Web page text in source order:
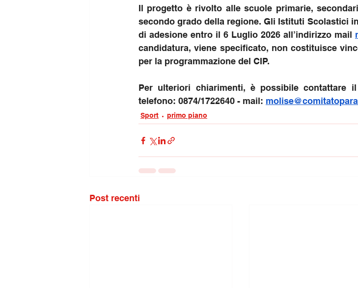
Il progetto è rivolto alle scuole primarie,
secondo grado della regione. Gli Istituti Scolastici
di adesione entro il 6 Luglio 2026 all’indirizzo mail
candidatura, viene specificato, non costituisce
per la programmazione del CIP.
Per ulteriori chiarimenti, è possibile contattare
telefono: 0874/1722640 - mail:
Sport primo piano
Post recenti